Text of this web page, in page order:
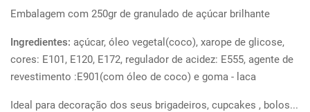
Embalagem com 250gr de granulado de açúcar brilhante
Ingredientes: açúcar, óleo vegetal(coco), xarope de glicose,
cores: E101, E120, E172, regulador de acidez: E555, agente de
revestimento :E901(com óleo de coco) e goma - laca
Ideal para decoração dos seus brigadeiros, cupcakes , bolos...